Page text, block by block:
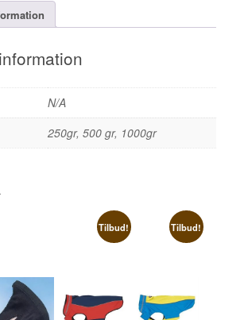
N/A
250gr, 500 gr, 1000gr
Tilbud! Tilbud!